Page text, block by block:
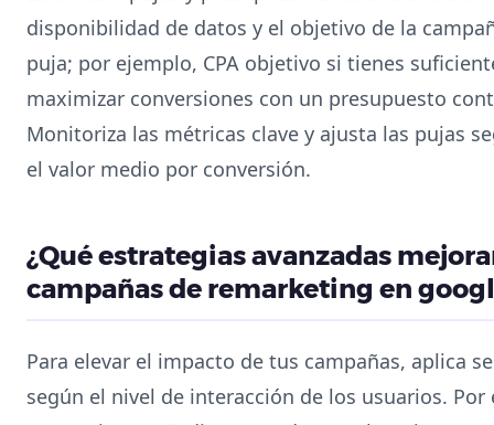
disponibilidad de datos y el objetivo de la
puja; por ejemplo, CPA objetivo si tienes
maximizar conversiones con un presupuesto
Monitoriza las métricas clave y ajusta las pujas
el valor medio por conversión.
¿Qué estrategias avanzadas
campañas de remarketing en
Para elevar el impacto de tus campañas, aplica
según el nivel de interacción de los usuarios.